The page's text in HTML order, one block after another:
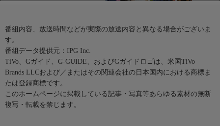
番組内容、放送時間などが実際の放送内容と異なる場合がございま
す。
番組データ提供元：IPG Inc.
TiVo、Gガイド、G-GUIDE、およびGガイドロゴは、米国TiVo
Brands LLCおよび／またはその関連会社の日本国内における商標ま
たは登録商標です。
このホームページに掲載している記事・写真等あらゆる素材の無断
複写・転載を禁じます。